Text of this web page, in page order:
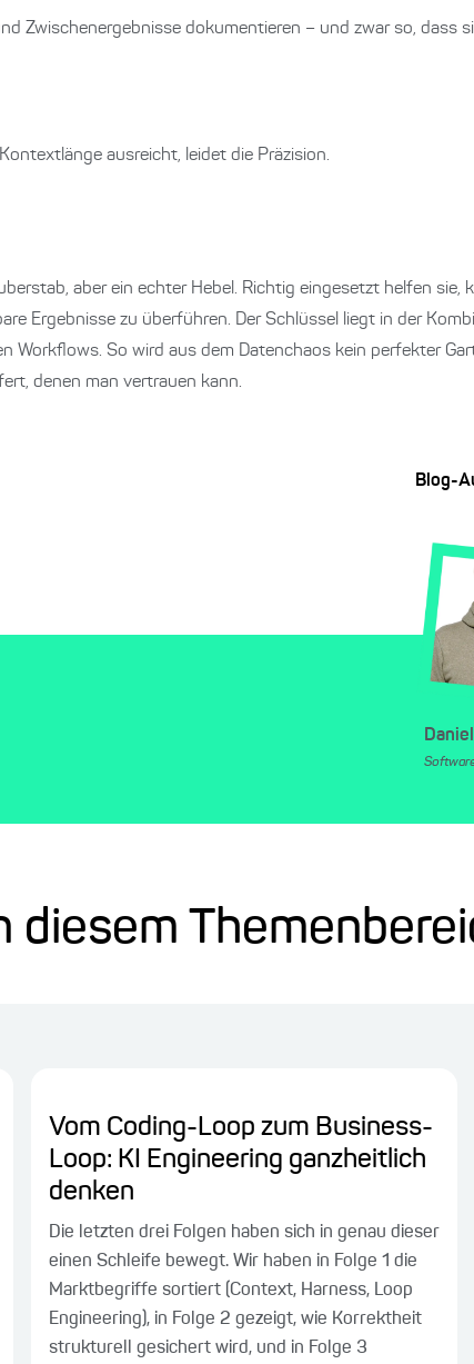
Zwischenergebnisse dokumentieren – und zwar so, dass
ausreicht, leidet die Präzision.
aber ein echter Hebel. Richtig eingesetzt helfen sie,
Ergebnisse zu überführen. Der Schlüssel liegt in der
Workflows. So wird aus dem Datenchaos kein perfekter
denen man vertrauen kann.
Blog-
Daniel
diesem
Vom Coding-Loop zum Business-
Loop: KI Engineering ganzheitlich
denken
Die letzten drei Folgen haben sich in genau dieser
einen Schleife bewegt. Wir haben in Folge 1 die
Marktbegriffe sortiert (Context, Harness, Loop
Engineering), in Folge 2 gezeigt, wie Korrektheit
strukturell gesichert wird, und in Folge 3